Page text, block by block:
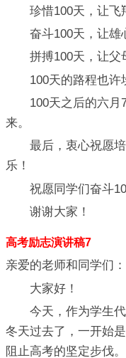
珍惜100天，让飞
奋斗100天，让雄
拼搏100天，让父
100天的路程也许
100天之后的六月7
来。
最后，衷心祝愿培
乐！
祝愿同学们奋斗
谢谢大家！
高考励志演讲稿7
亲爱的老师和同学们：
大家好！
今天，作为学生代
冬天过去了，一开始
阻止高考的坚定步伐